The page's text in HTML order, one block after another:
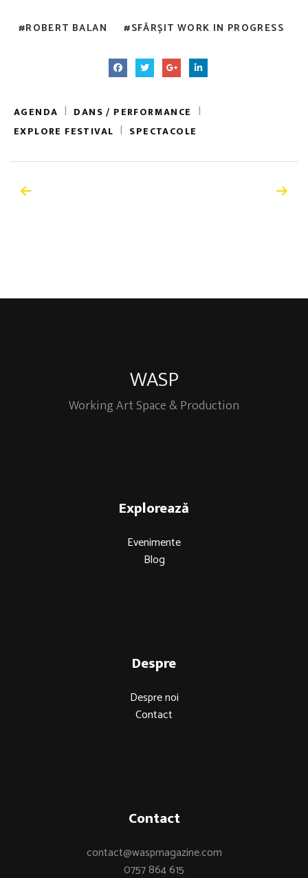
ROBERT BALAN SFÂRȘIT WORK IN PROGRESS
AGENDA | DANS / PERFORMANCE |
EXPLORE FESTIVAL | SPECTACOLE
WASP
Working Art Space & Production
Explorează
Evenimente
Blog
Despre
Despre noi
Contact
Contact
contact@waspmagazine.com
0757 864 615